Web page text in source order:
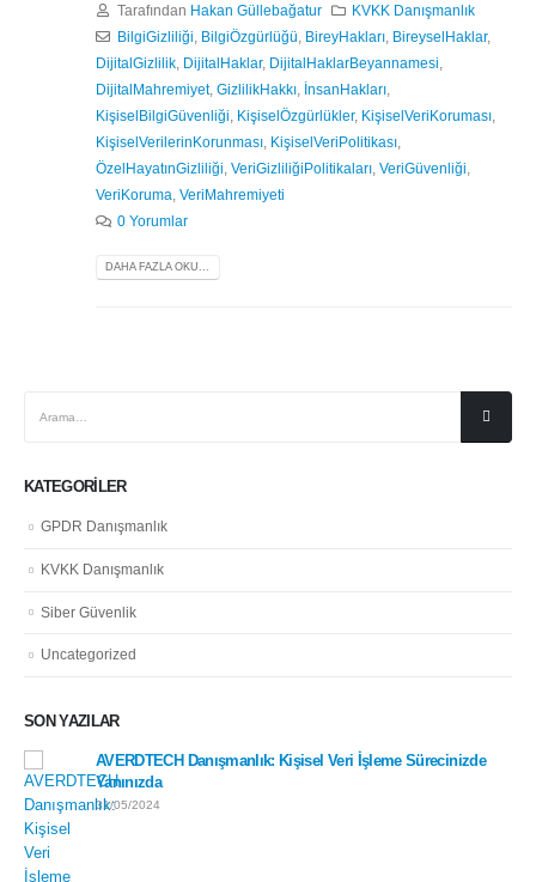
Tarafından Hakan Güllebağatur
KVKK Danışmanlık
BilgiGizliliği
BilgiÖzgürlüğü BireyHakları, BireyselHaklar,
DijitalGizlilik
DijitalHaklar, DijitalHaklarBeyannamesi
DijitalMahremiyet, GizlilikHakkı İnsanHakları
KişiselBilgiGüvenliği
KişiselÖzgürlükler, KişiselVeriKoruması
KişiselVerilerinKorunması
KişiselVeriPolitikası
ÖzelHayatınGizliliği VeriGizliliğiPolitikaları VeriGüvenliği
VeriKoruma VeriMahremiyeti
0 Yorumlar
DAHA FAZLA OKU...
KATEGORILER
GPDR Danışmanlık
KVKK Danışmanlık
Siber Güvenlik
Uncategorized
SON YAZILAR
AVERDTECH Danışmanlık: Kişisel Veri İşleme Sürecinizde
Yanınızda
31/05/2024